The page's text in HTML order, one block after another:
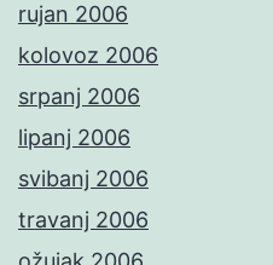
rujan 2006
kolovoz 2006
srpanj 2006
lipanj 2006
svibanj 2006
travanj 2006